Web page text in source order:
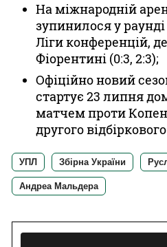
На міжнародній
зупинилося у
Ліги конференцій,
Фіорентині (0:3, 2:3);
Офіційно новий
стартує 23 липня
матчем проти
другого
УПЛ Збірна України
Андреа Мальдера